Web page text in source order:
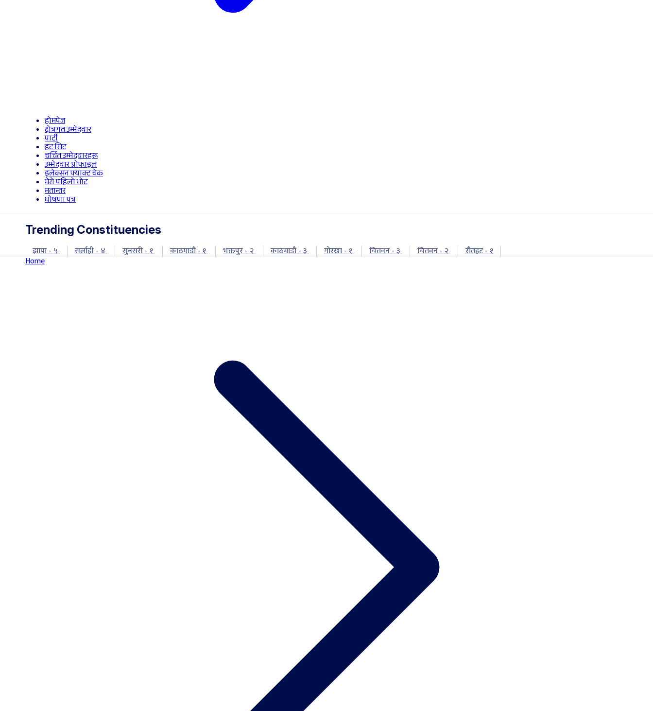
होमपेज
क्षेत्रगत उम्मेदवार
पार्टी
हट सिट
चर्चित उम्मेदवारहरू
उम्मेदवार प्रोफाइल
इलेक्सन फ्याक्ट चेक
मेरो पहिलो भोट
मतान्तर
घोषणा पत्र
Trending Constituencies
झापा - ५ सर्लाही - ४ सुनसरी - १ काठमाडौं - १ भक्तपुर - २ काठमाडौं - ३ गोरखा - १ चितवन - ३ चितवन - २ रौतहट - १
Home